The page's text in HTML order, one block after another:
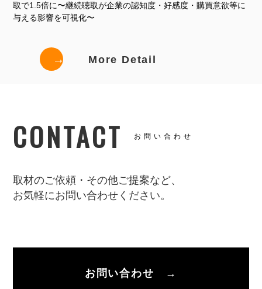
取で1.5倍に〜継続聴取が企業の認知度・好感度・購買意欲等に
与える影響を可視化〜
→ More Detail
CONTACT お問い合わせ
取材のご依頼・その他ご提案など、
お気軽にお問い合わせください。
お問い合わせ →